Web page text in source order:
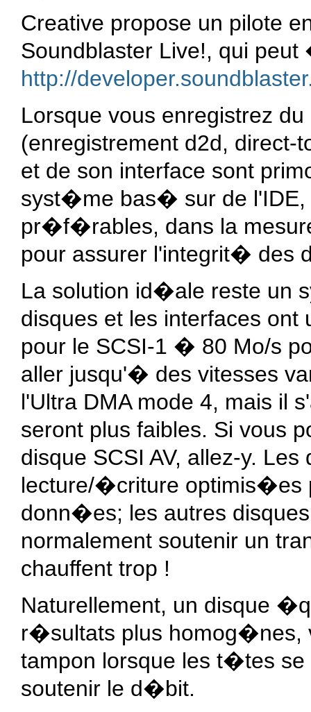
Creative propose un pilote
Soundblaster Live!, qui
http://
Lorsque vous enregistrez
(enregistrement d2d, direct-
et de son interface sont
syst�me bas� sur de l'IDE,
pr�f�rables, dans la
pour assurer l'integrit�
La solution id�ale reste un
disques et les interfaces
pour le SCSI-1 � 80 Mo/s
aller jusqu'� des vitesses
l'Ultra DMA mode 4, mais il
seront plus faibles. Si vous
disque SCSI AV, allez-y.
lecture/�criture optimis�es
donn�es; les autres
normalement soutenir un
chauffent trop !
Naturellement, un disque
r�sultats plus homog�nes,
tampon lorsque les t�tes
soutenir le d�bit.